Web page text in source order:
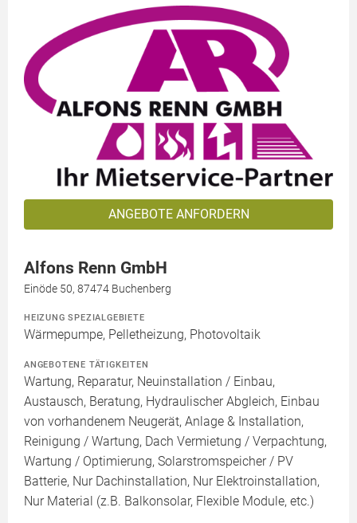
ANGEBOTE ANFORDERN
Alfons Renn GmbH
Einöde 50, 87474 Buchenberg
HEIZUNG SPEZIALGEBIETE
Wärmepumpe, Pelletheizung, Photovoltaik
ANGEBOTENE TÄTIGKEITEN
Wartung, Reparatur, Neuinstallation / Einbau,
Austausch, Beratung, Hydraulischer Abgleich, Einbau
von vorhandenem Neugerät, Anlage & Installation,
Reinigung / Wartung, Dach Vermietung / Verpachtung,
Wartung / Optimierung, Solarstromspeicher / PV
Batterie, Nur Dachinstallation, Nur Elektroinstallation,
Nur Material (z.B. Balkonsolar, Flexible Module, etc.)